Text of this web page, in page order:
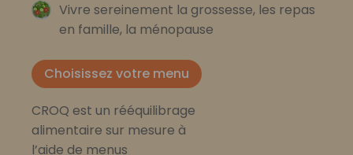
Vivre sereinement la grossesse, les repas
en famille, la ménopause
Choisissez votre menu
CROQ est un rééquilibrage
alimentaire sur mesure à
l’aide de menus